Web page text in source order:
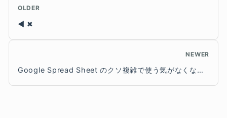
OLDER
✖
NEWER
Google Spread Sheet のクソ複雑で使う気がなくなるAPIを、さくっと使えるJSONP APIに変身させるたった1つの方法